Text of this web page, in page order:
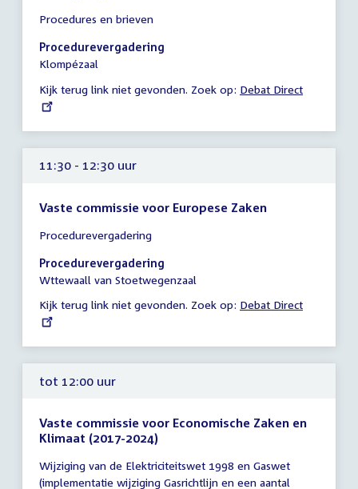
vergadering
11:30
-
uur
Procedures en brieven
Procedurevergadering
Klompézaal
Kijk terug link niet gevonden. Zoek op: External
Debat Direct
11:30 - 12:30 uur
Vaste commissie voor Europese Zaken
vergadering
11:30
-
uur
Procedurevergadering
Procedurevergadering
Wttewaall van Stoetwegenzaal
Kijk terug link niet gevonden. Zoek op: External
Debat Direct
tot 12:00 uur
Vaste commissie voor Economische Zaken en
Klimaat (2017-2024)
vergadering
Wijziging van de Elektriciteitswet 1998 en Gaswet
(implementatie wijziging Gasrichtlijn en een aantal